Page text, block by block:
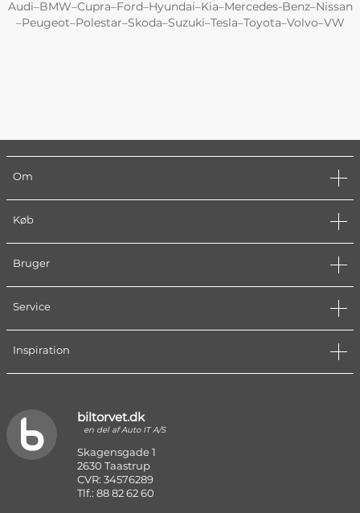
Audi–BMW–Cupra–Ford–Hyundai–Kia–Mercedes-Benz–Nissan
–Peugeot–Polestar–Skoda–Suzuki–Tesla–Toyota–Volvo–VW
Om
Køb
Bruger
Service
Inspiration
biltorvet.dk
en del af Auto IT A/S
Skagensgade 1
2630 Taastrup
CVR: 34576289
Tlf.: 88 82 62 60